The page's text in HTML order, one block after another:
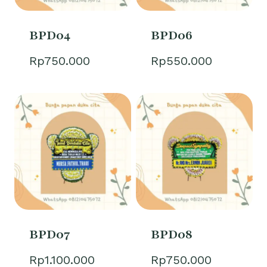
BPD04
Rp750.000
BPD06
Rp550.000
BPD07
Rp1.100.000
BPD08
Rp750.000